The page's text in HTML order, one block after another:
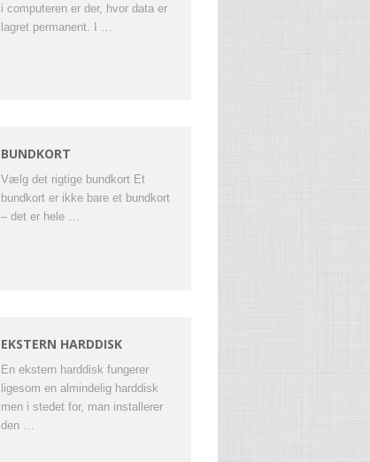
i computeren er der, hvor data er
lagret permanent. I …
BUNDKORT
Vælg det rigtige bundkort Et
bundkort er ikke bare et bundkort
– det er hele …
EKSTERN HARDDISK
En ekstern harddisk fungerer
ligesom en almindelig harddisk
men i stedet for, man installerer
den …